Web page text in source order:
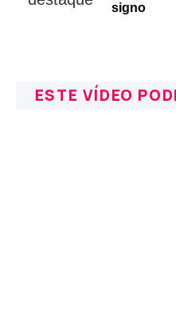
signo
ESTE VÍDEO